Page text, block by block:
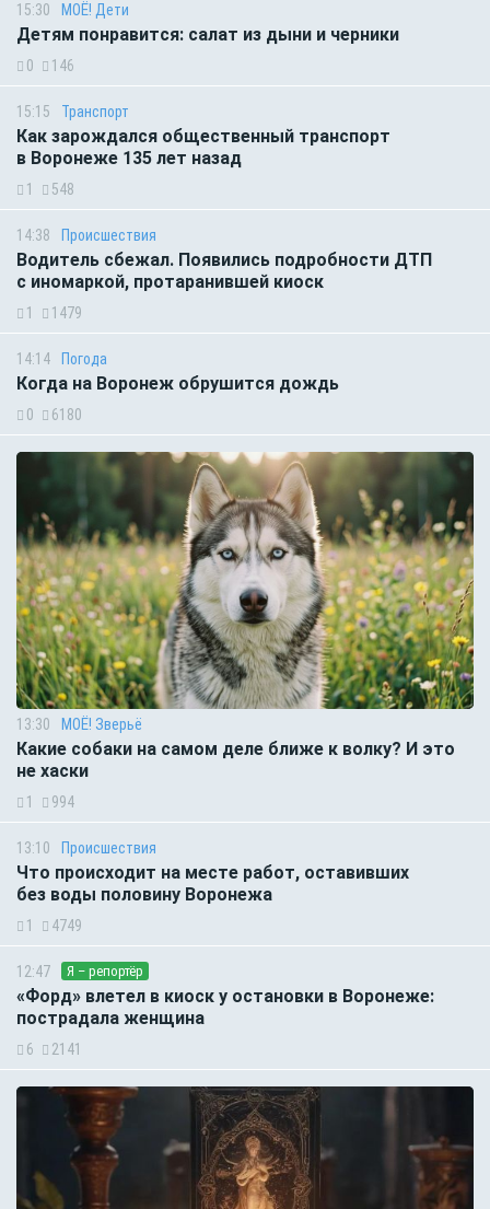
15:30 МОЁ! Дети
Детям понравится: салат из дыни и черники
0 146
15:15 Транспорт
Как зарождался общественный транспорт
в Воронеже 135 лет назад
1 548
14:38 Происшествия
Водитель сбежал. Появились подробности ДТП
с иномаркой, протаранившей киоск
1 1479
14:14 Погода
Когда на Воронеж обрушится дождь
0 6180
13:30 МОЁ! Зверьё
Какие собаки на самом деле ближе к волку? И это
не хаски
1 994
13:10 Происшествия
Что происходит на месте работ, оставивших
без воды половину Воронежа
1 4749
12:47 Я – репортёр
«Форд» влетел в киоск у остановки в Воронеже:
пострадала женщина
6 2141